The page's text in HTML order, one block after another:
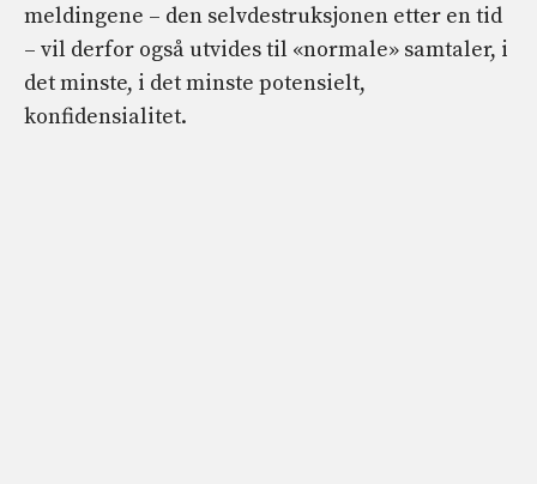
meldingene – den selvdestruksjonen etter en tid
– vil derfor også utvides til «normale» samtaler, i
det minste, i det minste potensielt,
konfidensialitet.